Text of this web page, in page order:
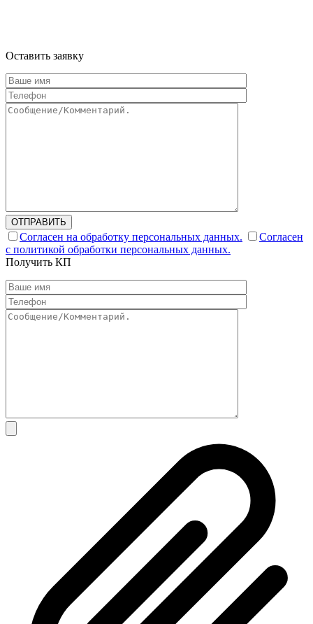
Оставить заявку
ОТПРАВИТЬ
Согласен на обработку персональных данных.
Согласен
с политикой обработки персональных данных.
Получить КП